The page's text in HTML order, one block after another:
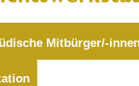
Mitbürger/-